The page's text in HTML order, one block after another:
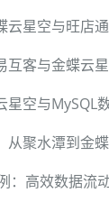
云星空与旺店
互客与金蝶云
星空与MySQL
：高效数据流